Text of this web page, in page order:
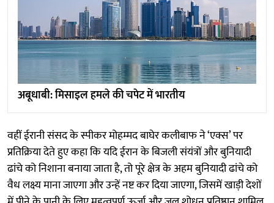
अबूधाबी: मिसाइल हमले की चपेट में भारतीय
वहीं ईरानी संसद के स्पीकर मोहम्मद बाघेर कलीबाफ ने ‘एक्स’ पर
प्रतिक्रिया देते हुए कहा कि यदि ईरान के बिजली संयंत्रों और बुनियादी
ढांचे को निशाना बनाया जाता है, तो पूरे क्षेत्र के अहम बुनियादी ढांचे को
वैध लक्ष्य माना जाएगा और उन्हें नष्ट कर दिया जाएगा, जिसमें खाड़ी देशों